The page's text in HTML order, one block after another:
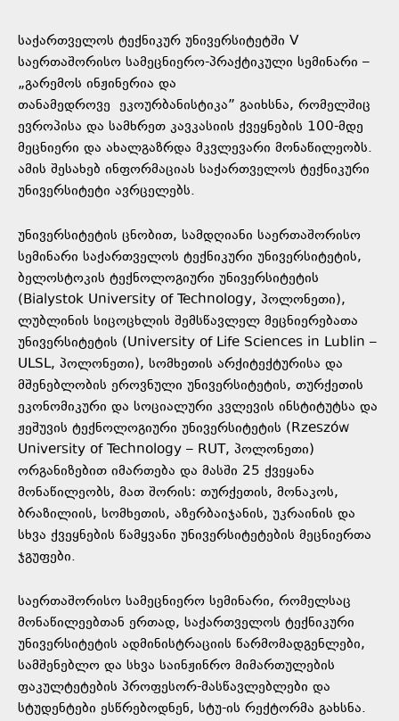
საქართველოს ტექნიკურ უნივერსიტეტში V
საერთაშორისო სამეცნიერო-პრაქტიკული სემინარი –
„გარემოს ინჟინერია და
თანამედროვე ეკოურბანისტიკა” გაიხსნა, რომელშიც
ევროპისა და სამხრეთ კავკასიის ქვეყნების 100-მდე
მეცნიერი და ახალგაზრდა მკვლევარი მონაწილეობს.
ამის შესახებ ინფორმაციას საქართველოს ტექნიკური
უნივერსიტეტი ავრცელებს.
უნივერსიტეტის ცნობით, სამდღიანი საერთაშორისო
სემინარი საქართველოს ტექნიკური უნივერსიტეტის,
ბელოსტოკის ტექნოლოგიური უნივერსიტეტის
(Bialystok University of Technology, პოლონეთი),
ლუბლინის სიცოცხლის შემსწავლელ მეცნიერებათა
უნივერსიტეტის (University of Life Sciences in Lublin –
ULSL, პოლონეთი), სომხეთის არქიტექტურისა და
მშენებლობის ეროვნული უნივერსიტეტის, თურქეთის
ეკონომიკური და სოციალური კვლევის ინსტიტუტსა და
ჟეშუვის ტექნოლოგიური უნივერსიტეტის (Rzeszów
University of Technology – RUT, პოლონეთი)
ორგანიზებით იმართება და მასში 25 ქვეყანა
მონაწილეობს, მათ შორის: თურქეთის, მონაკოს,
ბრაზილიის, სომხეთის, აზერბაიჯანის, უკრაინის და
სხვა ქვეყნების წამყვანი უნივერსიტეტების მეცნიერთა
ჯგუფები.
საერთაშორისო სამეცნიერო სემინარი, რომელსაც
მონაწილეებთან ერთად, საქართველოს ტექნიკური
უნივერსიტეტის ადმინისტრაციის წარმომადგენლები,
სამშენებლო და სხვა საინჟინრო მიმართულების
ფაკულტეტების პროფესორ-მასწავლებლები და
სტუდენტები ესწრებოდნენ, სტუ-ის რექტორმა გახსნა.